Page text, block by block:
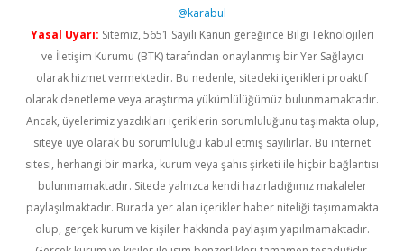
@karabul
Yasal Uyarı: Sitemiz, 5651 Sayılı Kanun gereğince Bilgi Teknolojileri
ve İletişim Kurumu (BTK) tarafından onaylanmış bir Yer Sağlayıcı
olarak hizmet vermektedir. Bu nedenle, sitedeki içerikleri proaktif
olarak denetleme veya araştırma yükümlülüğümüz bulunmamaktadır.
Ancak, üyelerimiz yazdıkları içeriklerin sorumluluğunu taşımakta olup,
siteye üye olarak bu sorumluluğu kabul etmiş sayılırlar. Bu internet
sitesi, herhangi bir marka, kurum veya şahıs şirketi ile hiçbir bağlantısı
bulunmamaktadır. Sitede yalnızca kendi hazırladığımız makaleler
paylaşılmaktadır. Burada yer alan içerikler haber niteliği taşımamakta
olup, gerçek kurum ve kişiler hakkında paylaşım yapılmamaktadır.